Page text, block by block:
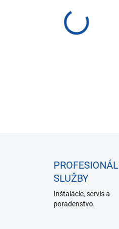
Jednotková
cena:
NA
SLUŽBY
Inštalácie, servis a
poradenstvo.